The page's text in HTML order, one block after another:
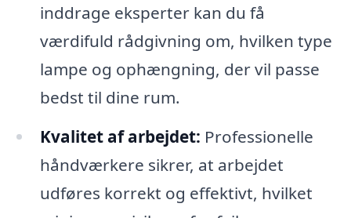
inddrage eksperter kan du få
værdifuld rådgivning om, hvilken type
lampe og ophængning, der vil passe
bedst til dine rum.
Kvalitet af arbejdet: Professionelle
håndværkere sikrer, at arbejdet
udføres korrekt og effektivt, hvilket